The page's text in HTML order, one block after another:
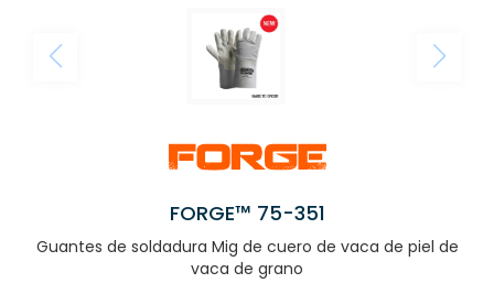
FORGE™ 75-351
Guantes de soldadura Mig de cuero de vaca de piel de
vaca de grano